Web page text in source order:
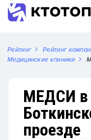
Рейтинг Рейтинг
Медицинские клиники
МЕДСИ в
проезде